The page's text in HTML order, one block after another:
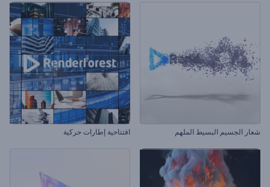
شعار الجسيم البسيط الملهم افتتاحية إطارات حركية